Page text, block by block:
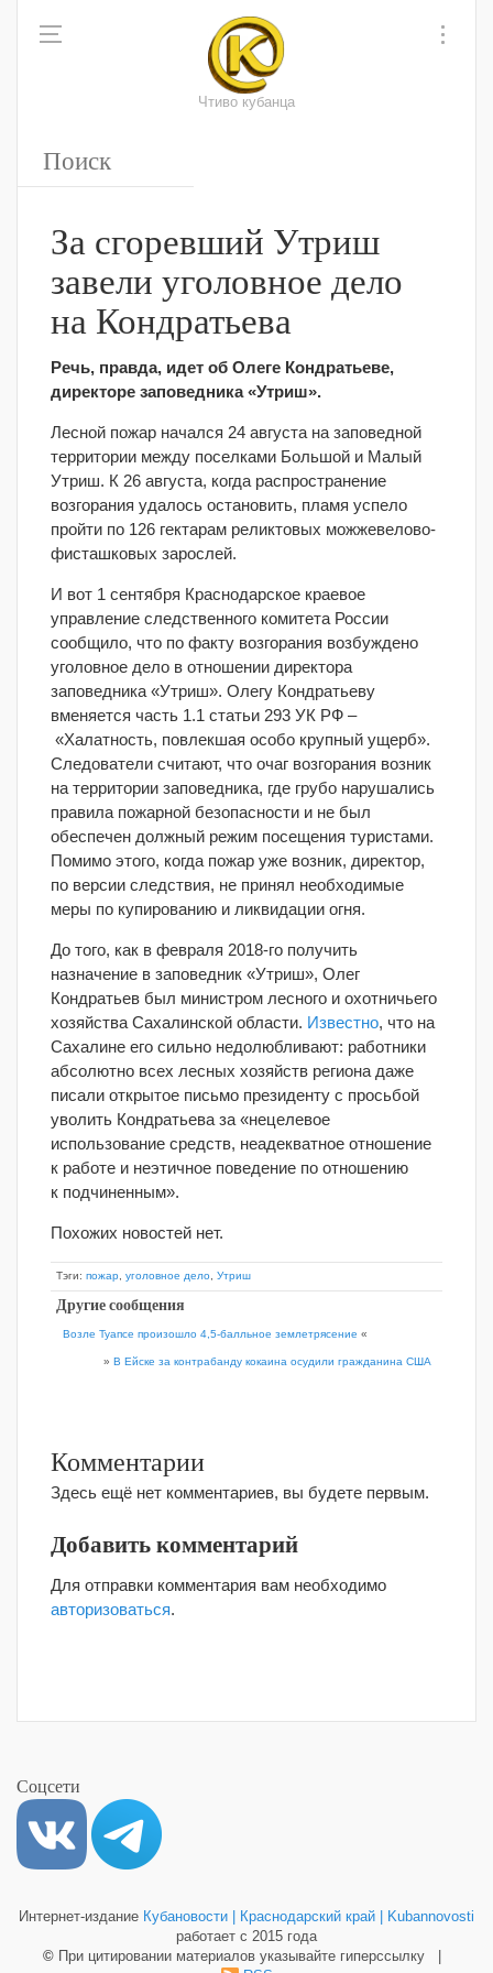
Чтиво кубанца
За сгоревший Утриш
завели уголовное дело
на Кондратьева
Речь, правда, идет об Олеге Кондратьеве,
директоре заповедника «Утриш».
Лесной пожар начался 24 августа на заповедной
территории между поселками Большой и Малый
Утриш. К 26 августа, когда распространение
возгорания удалось остановить, пламя успело
пройти по 126 гектарам реликтовых можжевелово-
фисташковых зарослей.
И вот 1 сентября Краснодарское краевое
управление следственного комитета России
сообщило, что по факту возгорания возбуждено
уголовное дело в отношении директора
заповедника «Утриш». Олегу Кондратьеву
вменяется часть 1.1 статьи 293 УК РФ –
«Халатность, повлекшая особо крупный ущерб».
Следователи считают, что очаг возгорания возник
на территории заповедника, где грубо нарушались
правила пожарной безопасности и не был
обеспечен должный режим посещения туристами.
Помимо этого, когда пожар уже возник, директор,
по версии следствия, не принял необходимые
меры по купированию и ликвидации огня.
До того, как в февраля 2018-го получить
назначение в заповедник «Утриш», Олег
Кондратьев был министром лесного и охотничьего
хозяйства Сахалинской области. Известно, что на
Сахалине его сильно недолюбливают: работники
абсолютно всех лесных хозяйств региона даже
писали открытое письмо президенту с просьбой
уволить Кондратьева за «нецелевое
использование средств, неадекватное отношение
к работе и неэтичное поведение по отношению
к подчиненным».
Похожих новостей нет.
Тэги: пожар уголовное дело Утриш
Другие сообщения
Возле Туапсе произошло 4,5-балльное землетрясение «
» В Ейске за контрабанду кокаина осудили гражданина США
Комментарии
Здесь ещё нет комментариев, вы будете первым.
Добавить комментарий
Для отправки комментария вам необходимо
авторизоваться.
Соцсети
Интернет-издание Кубановости | Краснодарский край | Kubannovosti
работает с 2015 года
© При цитировании материалов указывайте гиперссылку |